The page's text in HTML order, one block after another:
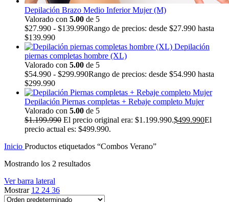
Depilación Brazo Medio Inferior Mujer (M)
Valorado con 5.00 de 5
$27.990 - $139.990Rango de precios: desde $27.990 hasta
$139.990
Depilación
piernas completas hombre (XL)
Valorado con 5.00 de 5
$54.990 - $299.990Rango de precios: desde $54.990 hasta
$299.990
Depilación Piernas completas + Rebaje completo Mujer
Valorado con 5.00 de 5
$1.199.990 El precio original era: $1.199.990.$499.990El
precio actual es: $499.990.
Inicio Productos etiquetados “Combos Verano”
Mostrando los 2 resultados
Ver barra lateral
Mostrar 12 24 36